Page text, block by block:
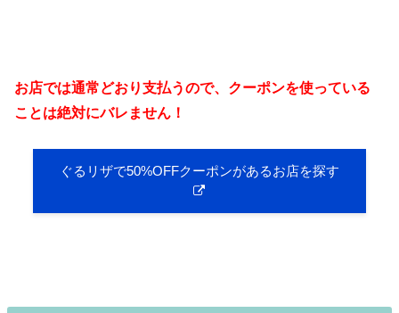
お店では通常どおり支払うので、クーポンを使っている
ことは絶対にバレません！
ぐるリザで50%OFFクーポンがあるお店を探す